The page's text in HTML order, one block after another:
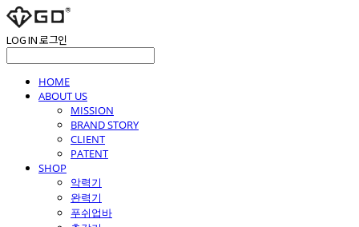
LOG IN로그인
HOME
ABOUT US
MISSION
BRAND STORY
CLIENT
PATENT
SHOP
악력기
완력기
푸쉬업바